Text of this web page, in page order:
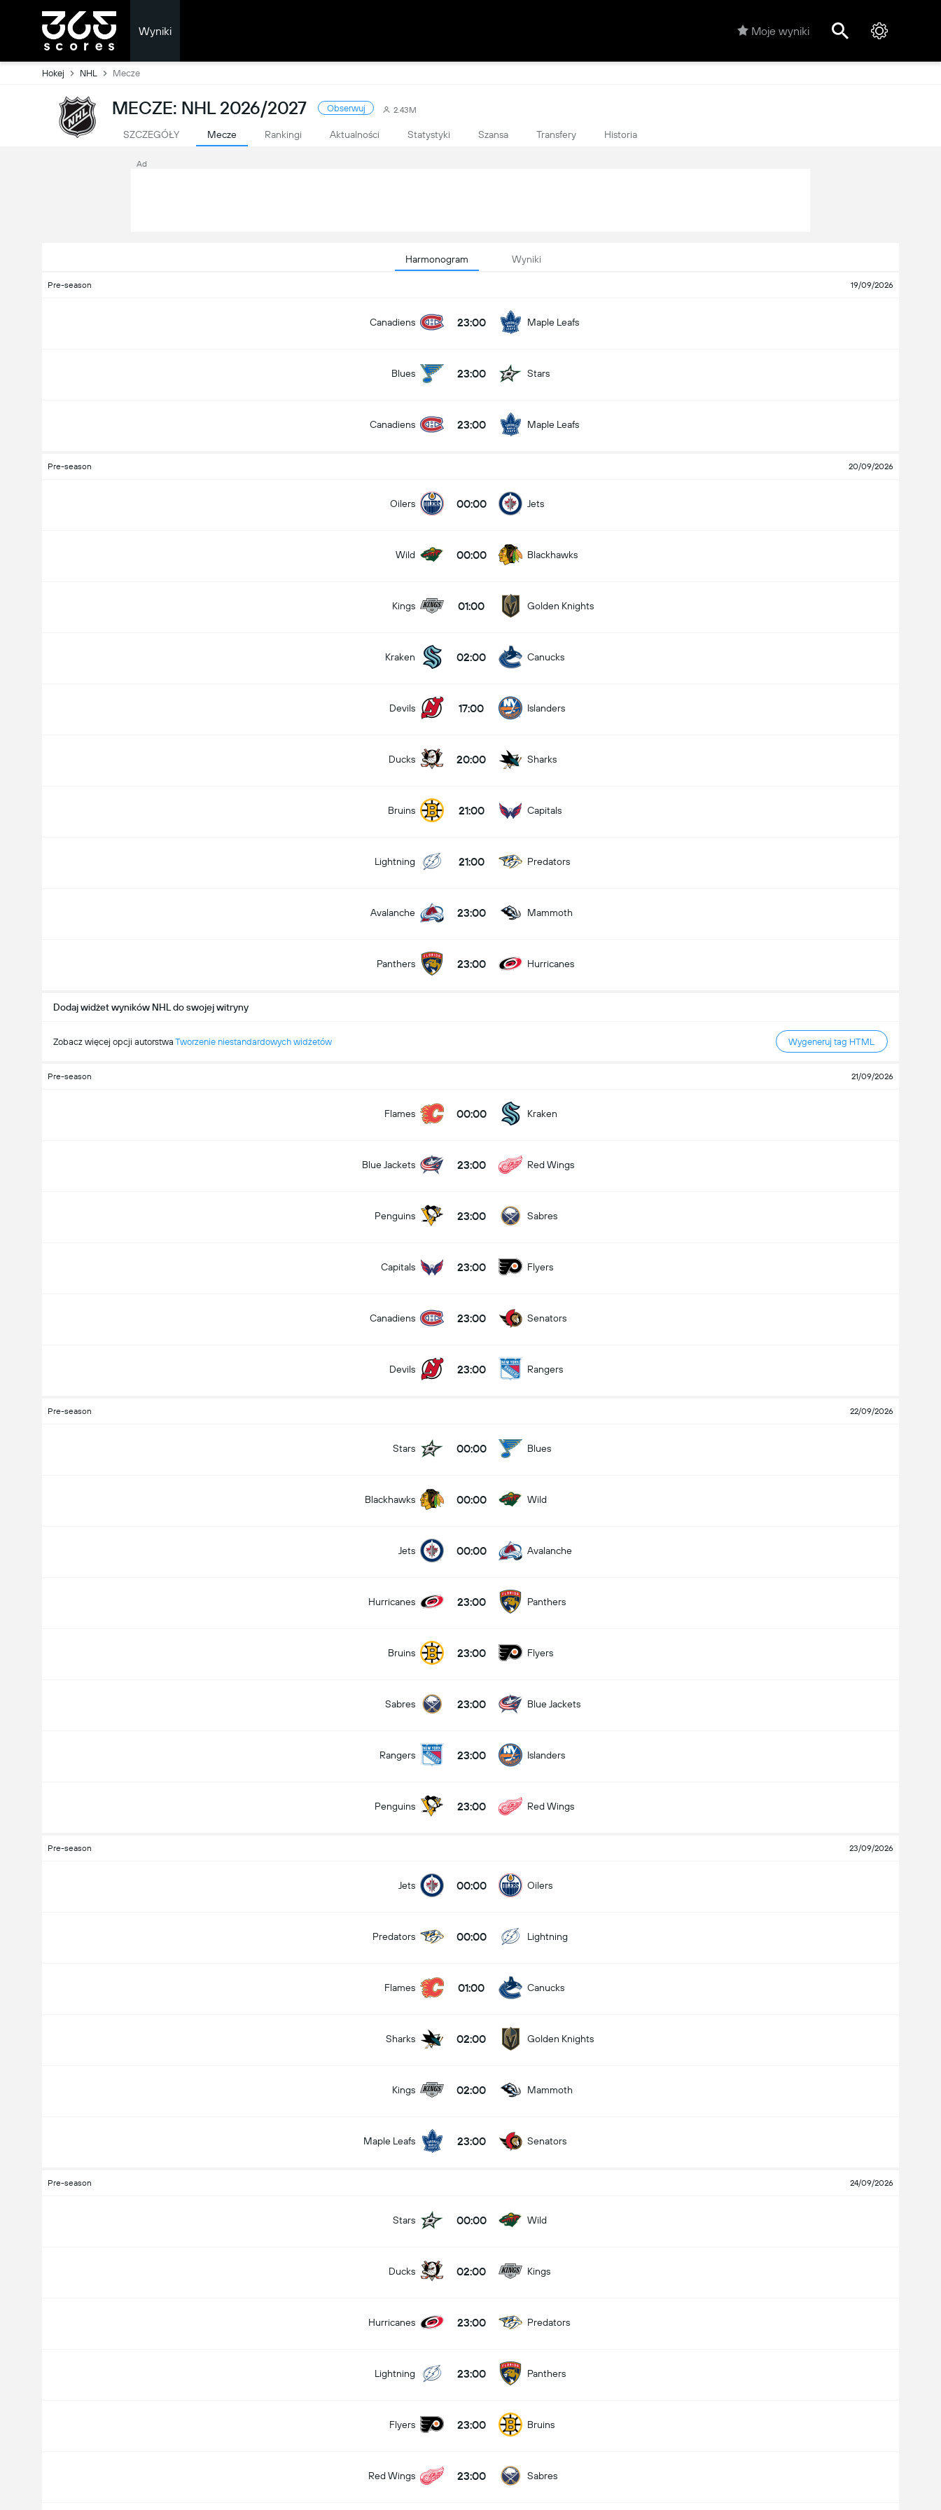
Wyniki Moje wyniki
Hokej NHL Mecze
MECZE: NHL 2026/2027 Obserwuj 2.43M
SZCZEGÓŁY Mecze Rankingi Aktualności Statystyki Szansa Transfery Historia
Ad
Harmonogram Wyniki
Pre-season 19/09/2026
Canadiens 23:00 Maple Leafs
Blues 23:00 Stars
Canadiens 23:00 Maple Leafs
Pre-season 20/09/2026
Oilers 00:00 Jets
Wild 00:00 Blackhawks
Kings 01:00 Golden Knights
Kraken 02:00 Canucks
Devils 17:00 Islanders
Ducks 20:00 Sharks
Bruins 21:00 Capitals
Lightning 21:00 Predators
Avalanche 23:00 Mammoth
Panthers 23:00 Hurricanes
Dodaj widżet wyników NHL do swojej witryny
Zobacz więcej opcji autorstwa Tworzenie niestandardowych widżetów Wygeneruj tag HTML
Pre-season 21/09/2026
Flames 00:00 Kraken
Blue Jackets 23:00 Red Wings
Penguins 23:00 Sabres
Capitals 23:00 Flyers
Canadiens 23:00 Senators
Devils 23:00 Rangers
Pre-season 22/09/2026
Stars 00:00 Blues
Blackhawks 00:00 Wild
Jets 00:00 Avalanche
Hurricanes 23:00 Panthers
Bruins 23:00 Flyers
Sabres 23:00 Blue Jackets
Rangers 23:00 Islanders
Penguins 23:00 Red Wings
Pre-season 23/09/2026
Jets 00:00 Oilers
Predators 00:00 Lightning
Flames 01:00 Canucks
Sharks 02:00 Golden Knights
Kings 02:00 Mammoth
Maple Leafs 23:00 Senators
Pre-season 24/09/2026
Stars 00:00 Wild
Ducks 02:00 Kings
Hurricanes 23:00 Predators
Lightning 23:00 Panthers
Flyers 23:00 Bruins
Red Wings 23:00 Sabres